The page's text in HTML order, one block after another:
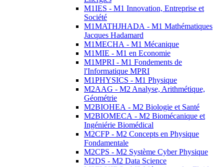
M1IES - M1 Innovation, Entreprise et
Société
M1MATHJHADA - M1 Mathématiques
Jacques Hadamard
M1MECHA - M1 Mécanique
M1MIE - M1 en Economie
M1MPRI - M1 Fondements de
l'Informatique MPRI
M1PHYSICS - M1 Physique
M2AAG - M2 Analyse, Arithmétique,
Géométrie
M2BIOHEA - M2 Biologie et Santé
M2BIOMECA - M2 Biomécanique et
Ingéniérie Biomédical
M2CFP - M2 Concepts en Physique
Fondamentale
M2CPS - M2 Système Cyber Physique
M2DS - M2 Data Science